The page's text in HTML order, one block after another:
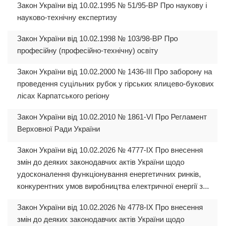
Закон України від 10.02.1995 № 51/95-ВР Про наукову і
науково-технічну експертизу
Закон України від 10.02.1998 № 103/98-ВР Про
професійну (професійно-технічну) освіту
Закон України від 10.02.2000 № 1436-III Про заборону на
проведення суцільних рубок у гірських ялицево-букових
лісах Карпатського регіону
Закон України від 10.02.2010 № 1861-VI Про Регламент
Верховної Ради України
Закон України від 10.02.2026 № 4777-IX Про внесення
змін до деяких законодавчих актів України щодо
удосконалення функціонування енергетичних ринків,
конкурентних умов виробництва електричної енергії з...
Закон України від 10.02.2026 № 4778-IX Про внесення
змін до деяких законодавчих актів України щодо